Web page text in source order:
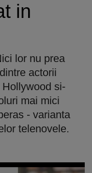
in
lor nu prea
actorii
si-
mai mici
- varianta
telenovele.